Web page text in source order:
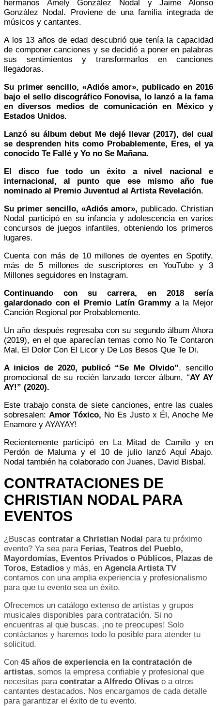
hermanos Amely González Nodal y Jaime Alonso
González Nodal. Proviene de una familia integrada de
músicos y cantantes.
A los 13 años de edad descubrió que tenía la capacidad
de componer canciones y se decidió a poner en palabras
sus sentimientos y transformarlos en canciones
llegadoras.
Su primer sencillo, «Adiós amor», publicado en 2016
bajo el sello discográfico Fonovisa, lo lanzó a la fama
en diversos medios de comunicación en México y
Estados Unidos.
Lanzó su álbum debut Me dejé llevar (2017), del cual
se desprenden hits como Probablemente, Eres, el ya
conocido Te Fallé y Yo no Se Mañana.
El disco fue todo un éxito a nivel nacional e
internacional, al punto que ese mismo año fue
nominado al Premio Juventud al Artista Revelación.
Su primer sencillo, «Adiós amor», publicado. Christian
Nodal participó en su infancia y adolescencia en varios
concursos de juegos infantiles, obteniendo los primeros
lugares.
Cuenta con más de 10 millones de oyentes en Spotify,
más de 5 millones de suscriptores en YouTube y 3
Millones seguidores en Instagram.
Continuando con su carrera, en 2018 sería
galardonado con el Premio Latín Grammya la Mejor
Canción Regional por Probablemente.
Un año después regresaba con su segundo álbum Ahora
(2019), en el que aparecían temas como No Te Contaron
Mal, El Dolor Con El Licor y De Los Besos Que Te Di.
A inicios de 2020, publicó “Se Me Olvido”, sencillo
promocional de su recién lanzado tercer álbum, “AY AY
AY!” (2020).
Este trabajo consta de siete canciones, entre las cuales
sobresalen: Amor Tóxico, No Es Justo x Él, Anoche Me
Enamore y AYAYAY!
Recientemente participó en La Mitad de Camiloy en
Perdón de Maluma y el 10 de julio lanzó Aquí Abajo.
Nodal también ha colaborado con Juanes, David Bisbal.
CONTRATACIONES DE
CHRISTIAN NODAL PARA
EVENTOS
¿Buscas contratar a Christian Nodal para tu próximo
evento? Ya sea para Ferias, Teatros del Pueblo,
Mayordomías, Eventos Privados o Públicos, Plazas de
Toros, Estadios y más, en Agencia Artista TV
contamos con una amplia experiencia y profesionalismo
para que tu evento sea un éxito.
Ofrecemos un catálogo extenso de artistas y grupos
musicales disponibles para contratación. Si no
encuentras al que buscas, ¡no te preocupes! Solo
contáctanos y haremos todo lo posible para atender tu
solicitud.
Con 45 años de experiencia en la contratación de
artistas, somos la empresa confiable y profesional que
necesitas para contratar a Alfredo Olivas o a otros
cantantes destacados. Nos encargamos de cada detalle
para garantizar el éxito de tu evento.